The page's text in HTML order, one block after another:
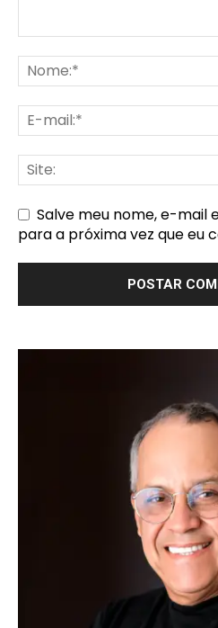
Salve meu nome, e-mail
para a próxima vez que eu